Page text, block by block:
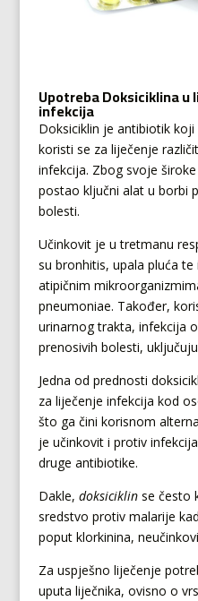
Upotreba Doksiciklina
infekcija
Doksiciklin je antibiotik
koristi se za liječenje
infekcija. Zbog svoje
postao ključni alat u borbi
bolesti.
Učinkovit je u tretmanu
su bronhitis, upala pluća
atipičnim
pneumoniae. Također,
urinarnog trakta, infekcija
prenosivih bolesti,
Jedna od prednosti
za liječenje infekcija kod
što ga čini korisnom
je učinkovit i protiv
druge antibiotike.
Dakle, doksiciklin se često
sredstvo protiv malarije
poput klorkinina,
Za uspješno liječenje
uputa liječnika, ovisno o